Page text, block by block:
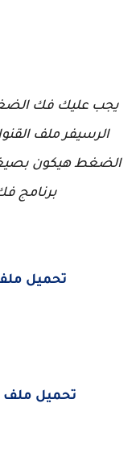
يجب عليك فك
الرسيفر ملف
الضغط هيكون
برنامج
تحميل
تحميل ملف